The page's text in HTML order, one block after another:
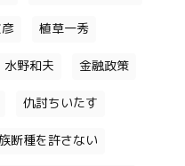
植草一秀
水野和夫 金融政策
仇討ちいたす
断種を許さない